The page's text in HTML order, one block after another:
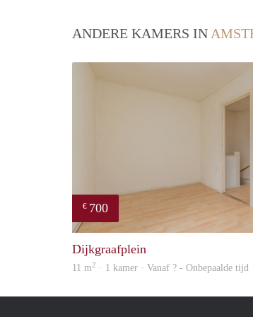
ANDERE KAMERS IN
€ 700
Dijkgraafplein
11 m2 · 1 kamer · Vanaf ? - Onbepaalde tijd